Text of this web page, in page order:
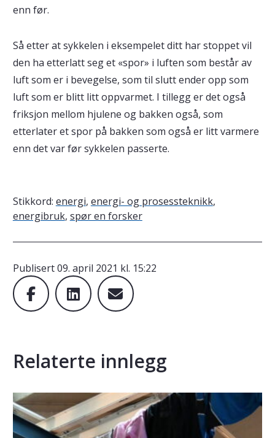
enn før.
Så etter at sykkelen i eksempelet ditt har stoppet vil
den ha etterlatt seg et «spor» i luften som består av
luft som er i bevegelse, som til slutt ender opp som
luft som er blitt litt oppvarmet. I tillegg er det også
friksjon mellom hjulene og bakken også, som
etterlater et spor på bakken som også er litt varmere
enn det var før sykkelen passerte.
Stikkord: energi, energi- og prosessteknikk,
energibruk, spør en forsker
Publisert09. april 2021 kl. 15:22
Relaterte innlegg